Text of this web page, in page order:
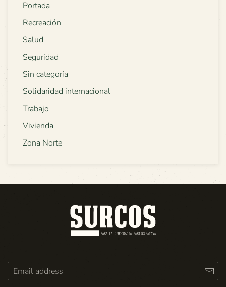
Portada
Recreación
Salud
Seguridad
Sin categoría
Solidaridad internacional
Trabajo
Vivienda
Zona Norte